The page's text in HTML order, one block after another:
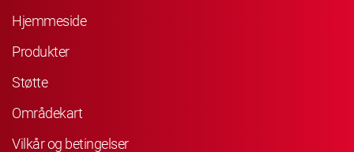
Hjemmeside
Produkter
Støtte
Områdekart
Vilkår og betingelser